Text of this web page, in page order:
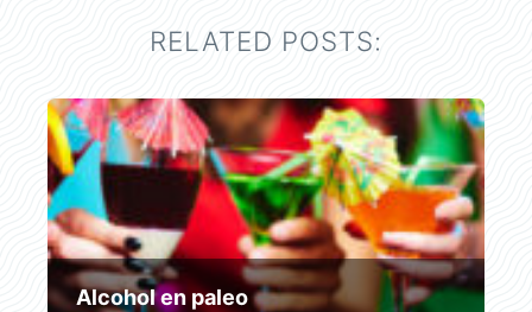
RELATED POSTS:
Alcohol en paleo